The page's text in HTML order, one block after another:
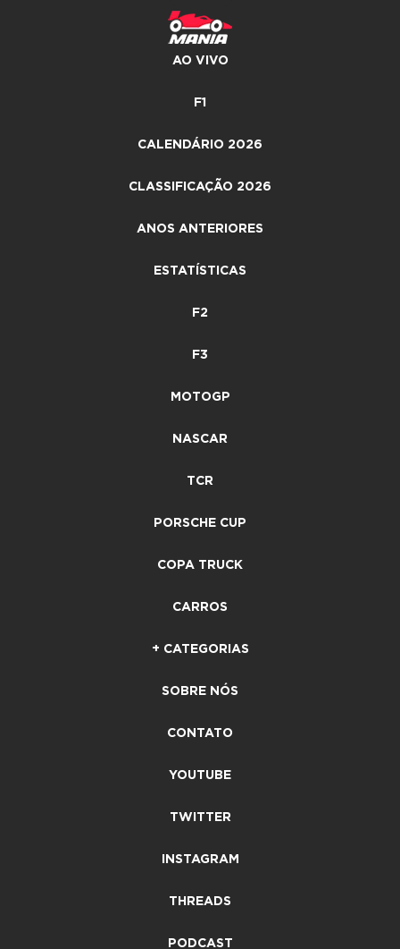
AO VIVO
F1
CALENDÁRIO 2026
CLASSIFICAÇÃO 2026
ANOS ANTERIORES
ESTATÍSTICAS
F2
F3
MOTOGP
NASCAR
TCR
PORSCHE CUP
COPA TRUCK
CARROS
+ CATEGORIAS
SOBRE NÓS
CONTATO
YOUTUBE
TWITTER
INSTAGRAM
THREADS
PODCAST